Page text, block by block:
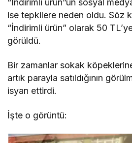
“İndirimli ürün”ün sosyal
ise tepkilere neden oldu. Söz
“İndirimli ürün” olarak 50
görüldü.
Bir zamanlar sokak
artık parayla satıldığının
isyan ettirdi.
İşte o görüntü: